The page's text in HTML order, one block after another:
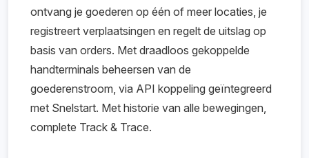
ontvang je goederen op één of meer locaties, je
registreert verplaatsingen en regelt de uitslag op
basis van orders. Met draadloos gekoppelde
handterminals beheersen van de
goederenstroom, via API koppeling geïntegreerd
met Snelstart. Met historie van alle bewegingen,
complete Track & Trace.